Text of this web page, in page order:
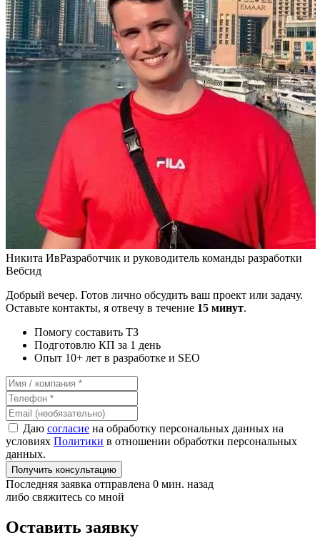
Никита ИвРазработчик и руководитель команды разработки
Вебсид
Добрый вечер. Готов лично обсудить ваш проект или задачу.
Оставьте контакты, я отвечу в течение 15 минут.
Помогу составить ТЗ
Подготовлю КП за 1 день
Опыт 10+ лет в разработке и SEO
Даю согласие на обработку персональных данных на
условиях Политики в отношении обработки персональных
данных.
Получить консультацию
Последняя заявка отправлена 0 мин. назад
либо свяжитесь со мной
Оставить заявку